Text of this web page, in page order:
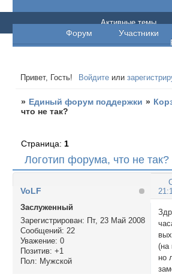
Единый форум
Форум Участники
Активные темы
Привет, Гость! Войдите или
» Единый форум поддержки »
что не так?
Логотип форума, что не так?
Страница: 1
VoLF
Заслуженный
Зарегистрирован: Пт, 23 Май 2008
Сообщений: 22
Уважение: 0
Позитив: +1
Пол: Мужской
(на
но